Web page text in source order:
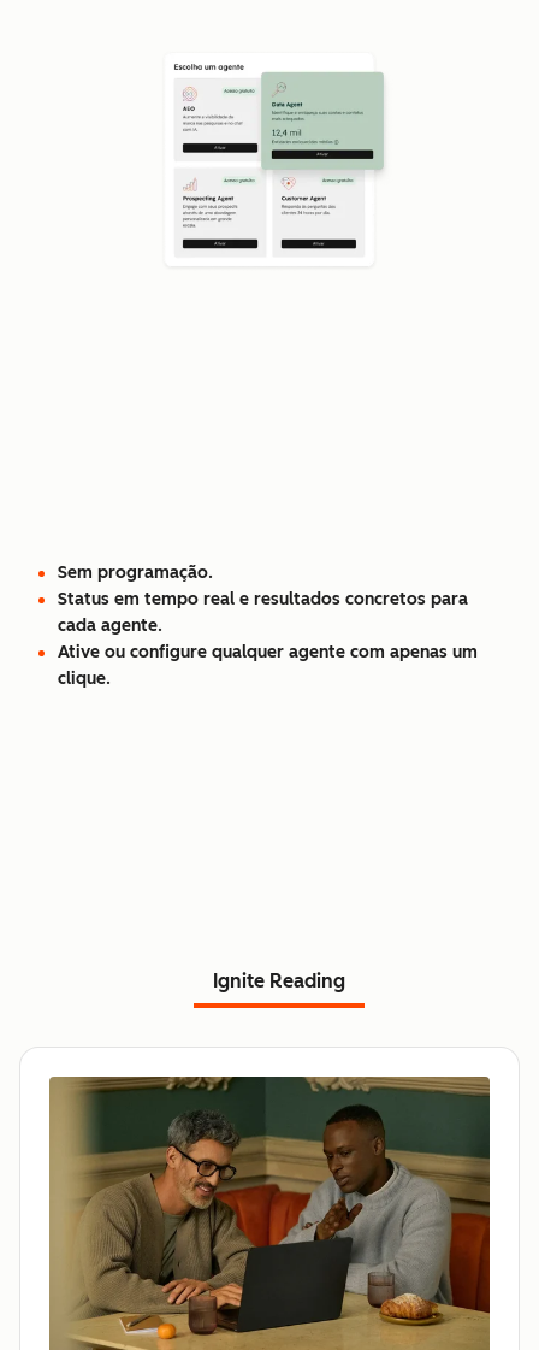
Sem programação.
Status em tempo real e resultados concretos para
cada agente.
Ative ou configure qualquer agente com apenas um
clique.
Ignite Reading